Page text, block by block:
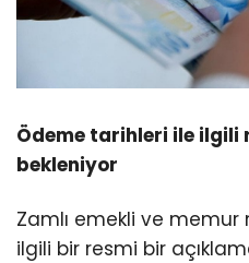
Ödeme tarihleri ile ilgili
bekleniyor
Zamlı emekli ve
ilgili bir resmi bir